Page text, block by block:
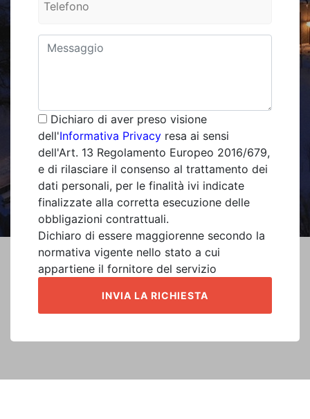
Dichiaro di aver preso visione
dell'Informativa Privacy resa ai sensi
dell'Art. 13 Regolamento Europeo 2016/679,
e di rilasciare il consenso al trattamento dei
dati personali, per le finalità ivi indicate
finalizzate alla corretta esecuzione delle
obbligazioni contrattuali.
Dichiaro di essere maggiorenne secondo la
normativa vigente nello stato a cui
appartiene il fornitore del servizio